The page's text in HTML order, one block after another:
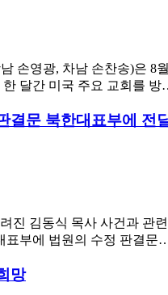
손영광, 차남 손찬송)은 8
한 달간 미국 주요 교회를
결문 북한대표부에 전
진 김동식 목사 사건과
표부에 법원의 수정 판결문
망